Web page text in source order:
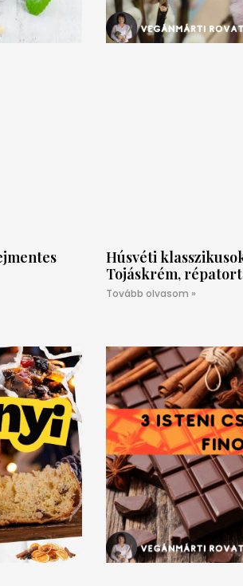
Húsvéti
Tojáskrém,
Tovább olvasom »